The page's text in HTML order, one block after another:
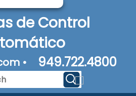
de Control
• 949.722.4800